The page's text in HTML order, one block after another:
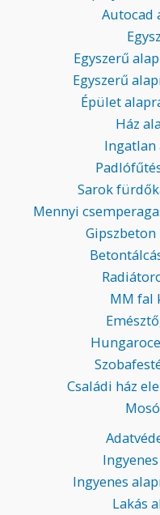
Autocad
Egyszerű
Egyszerű
Épület
Ház
Ingatlan
Sarok
Mennyi
MM fal
Családi ház
Ingyenes
Lakás